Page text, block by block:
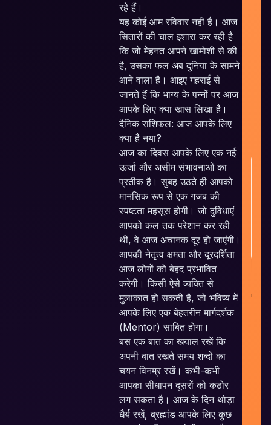
रहे हैं।
यह कोई आम रविवार नहीं है। आज
सितारों की चाल इशारा कर रही है
कि जो मेहनत आपने खामोशी से की
है, उसका फल अब दुनिया के सामने
आने वाला है। आइए गहराई से
जानते हैं कि भाग्य के पन्नों पर आज
आपके लिए क्या खास लिखा है।
दैनिक राशिफल: आज आपके लिए
क्या है नया?
आज का दिवस आपके लिए एक नई
ऊर्जा और असीम संभावनाओं का
प्रतीक है। सुबह उठते ही आपको
मानसिक रूप से एक गजब की
स्पष्टता महसूस होगी। जो दुविधाएं
आपको कल तक परेशान कर रही
थीं, वे आज अचानक दूर हो जाएंगी।
आपकी नेतृत्व क्षमता और दूरदर्शिता
आज लोगों को बेहद प्रभावित
करेगी। किसी ऐसे व्यक्ति से
मुलाकात हो सकती है, जो भविष्य में
आपके लिए एक बेहतरीन मार्गदर्शक
(Mentor) साबित होगा।
बस एक बात का खयाल रखें कि
अपनी बात रखते समय शब्दों का
चयन विनम्र रखें। कभी-कभी
आपका सीधापन दूसरों को कठोर
लग सकता है। आज के दिन थोड़ा
धैर्य रखें, ब्रह्मांड आपके लिए कुछ